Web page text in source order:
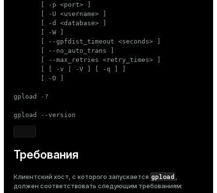
       [ -p <port> ]
       [ -U <username> ]
       [ -d <database> ]
       [ -W ]
       [ --gpfdist_timeout <seconds> ]
       [ --no_auto_trans ]
       [ --max_retries <retry_times> ]
       [ [ -v | -V ] [ -q ] ]
       [ -D ]
gpload -?
gpload --version
Требования
Клиентский хост, с которого запускается gpload ,
должен соответствовать следующим требованиям: